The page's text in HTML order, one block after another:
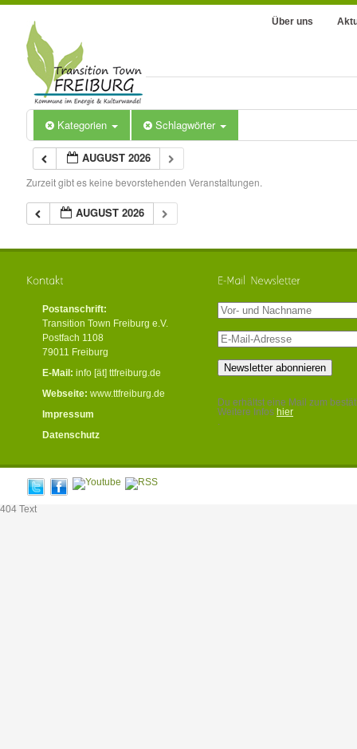
Über uns
Kategorien Schlagwörter
AUGUST 2026
Zurzeit gibt es keine bevorstehenden Veranstaltungen.
AUGUST 2026
Postanschrift:
Transition Town Freiburg e.V.
Postfach 1108
79011 Freiburg
E-Mail: info [ät] ttfreiburg.de
Webseite: www.ttfreiburg.de
Impressum
Datenschutz
Du erhältst eine Mail zum
Weitere Infos hier
.
404 Text